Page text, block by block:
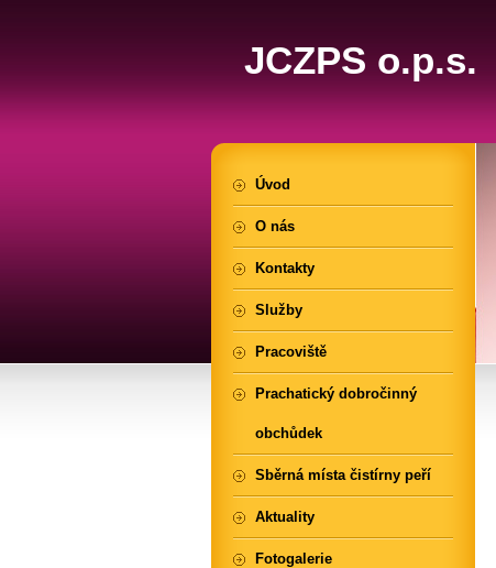
JCZPS o.p.s.
Úvod
O nás
Kontakty
Služby
Pracoviště
Prachatický dobročinný
obchůdek
Sběrná místa čistírny peří
Aktuality
Fotogalerie